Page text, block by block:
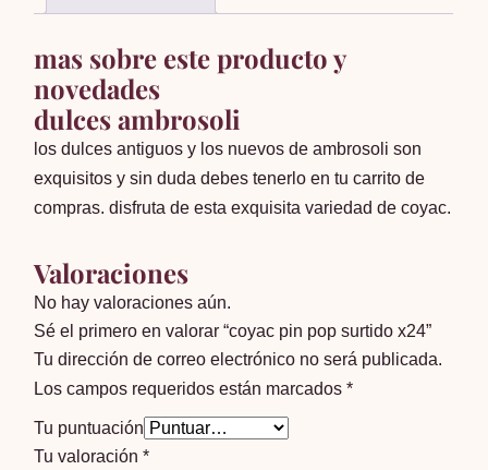
mas sobre este producto y
novedades
dulces ambrosoli
los dulces antiguos y los nuevos de ambrosoli son
exquisitos y sin duda debes tenerlo en tu carrito de
compras. disfruta de esta exquisita variedad de coyac.
Valoraciones
No hay valoraciones aún.
Sé el primero en valorar “coyac pin pop surtido x24”
Tu dirección de correo electrónico no será publicada.
Los campos requeridos están marcados*
Tu puntuación
Tu valoración*